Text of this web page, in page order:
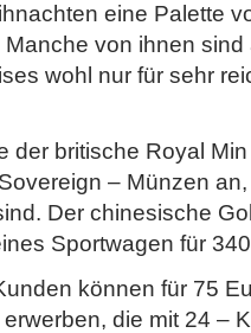
eine Palette
von ihnen
wohl nur für sehr
der britische Royal
– Münzen
Der chinesische
Sportwagen für
können für 75
die mit 24 –